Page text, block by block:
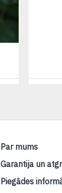
Par mums
Garantija un
Piegādes